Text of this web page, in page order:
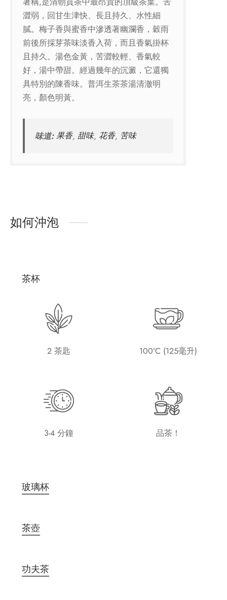
澀弱，回甘生津快、長且持久、水性細
膩。梅子香與蜜香中滲透著幽瀾香，穀雨
前後所採芽茶味淡香入荷，而且香氣掛杯
且持久。湯色金黃，苦澀較輕、香氣較
好，湯中帶甜。經過幾年的沉澱，它還獨
具特別的陳香味。普洱生茶茶湯清澈明
亮，顏色明黃。
味道: 果香, 甜味, 花香, 苦味
如何沖泡
茶杯
2 茶匙 100°C (125毫升)
3-4 分鐘 品茶！
玻璃杯
茶壺
功夫茶